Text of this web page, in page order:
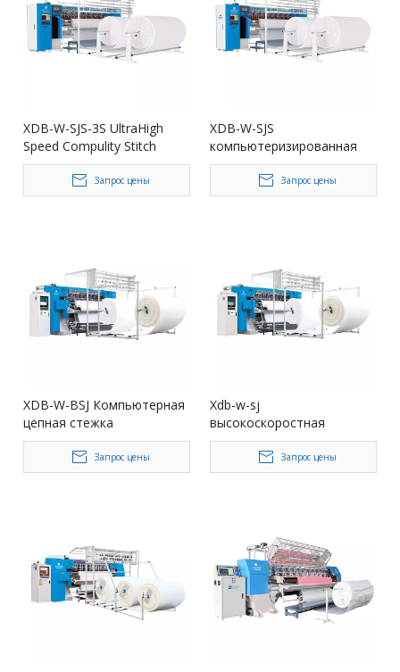
панель+автоматическая
производственная линия
на укладку
автоматическая
производственная линия.
XDB-W-SJS-3S UltraHigh
Speed ​​Compulity Stitch
Stitch
Запрос цены
XDB-W-SJS
компьютеризированная
цепная стежка
Запрос цены
XDB-W-BSJ Компьютерная
цепная стежка
Запрос цены
Xdb-w-sj
высокоскоростная
компьютеризированная
цепочка стеганая стеганая
машина
Запрос цены